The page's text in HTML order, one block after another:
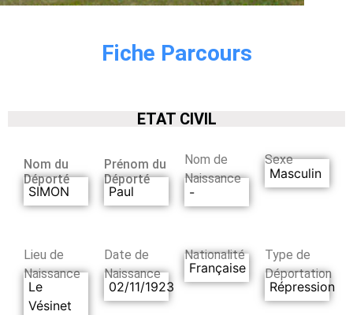
Fiche Parcours
ETAT CIVIL
Nom du
Déporté
SIMON
Prénom du
Déporté
Paul
Nom de
Naissance
-
Sexe
Masculin
Lieu de
Naissance
Le
Vésinet
Date de
Naissance
02/11/1923
Nationalité
Française
Type de
Déportation
Répression